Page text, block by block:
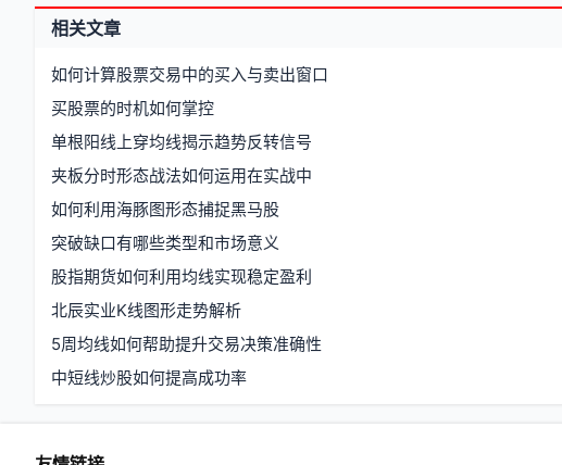
相关文章
如何计算股票交易中的买入与卖出窗口
买股票的时机如何掌控
单根阳线上穿均线揭示趋势反转信号
夹板分时形态战法如何运用在实战中
如何利用海豚图形态捕捉黑马股
突破缺口有哪些类型和市场意义
股指期货如何利用均线实现稳定盈利
北辰实业K线图形走势解析
5周均线如何帮助提升交易决策准确性
中短线炒股如何提高成功率